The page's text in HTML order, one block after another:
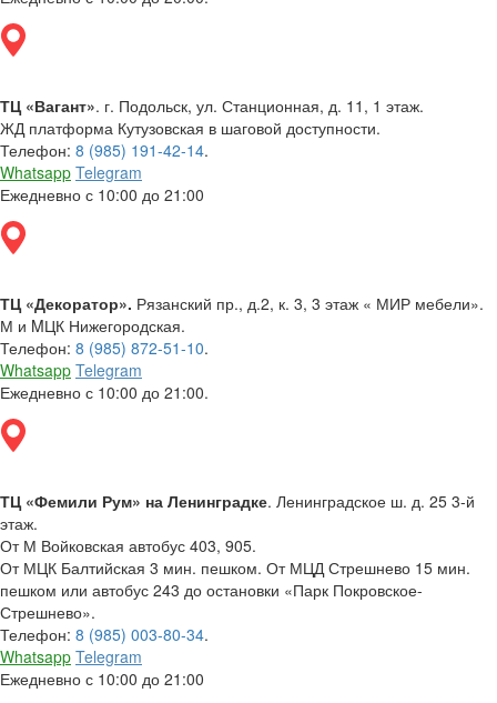
ТЦ «Вагант». г. Подольск, ул. Станционная, д. 11, 1 этаж.
ЖД платформа Кутузовская в шаговой доступности.
Телефон: 8 (985) 191-42-14.
Whatsapp Telegram
Ежедневно с 10:00 до 21:00
ТЦ «Декоратор». Рязанский пр., д.2, к. 3, 3 этаж « МИР мебели».
М и MЦК Нижегородская.
Телефон: 8 (985) 872-51-10.
Whatsapp Telegram
Ежедневно с 10:00 до 21:00.
ТЦ «Фемили Рум» на Ленинградке. Ленинградское ш. д. 25 3-й
этаж.
От М Войковская автобус 403, 905.
От МЦК Балтийская 3 мин. пешком. От МЦД Стрешнево 15 мин.
пешком или автобус 243 до остановки «Парк Покровское-
Стрешнево».
Телефон: 8 (985) 003-80-34.
Whatsapp Telegram
Ежедневно с 10:00 до 21:00